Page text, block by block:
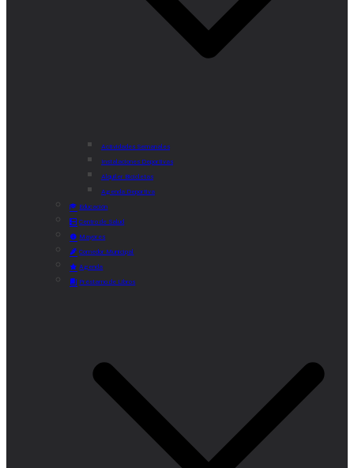
Actividades Semanales
Instalaciones Deportivas
Alquiler Bicicletas
Agenda Deportiva
Educación
Centro de Salud
Mayores
Comedor Municipal
Agenda
Préstamo de Libros